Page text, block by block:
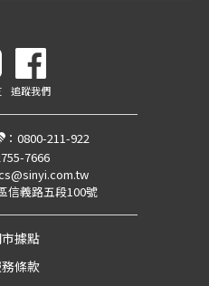
追蹤我們
： 0800-211-922
7666
信義路五段100號
據點
條款